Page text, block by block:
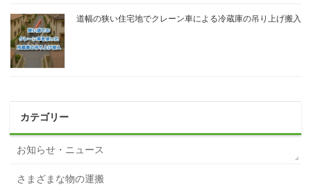
道幅の狭い住宅地でクレーン車による冷蔵庫の吊り上げ搬入
カテゴリー
お知らせ・ニュース
さまざまな物の運搬